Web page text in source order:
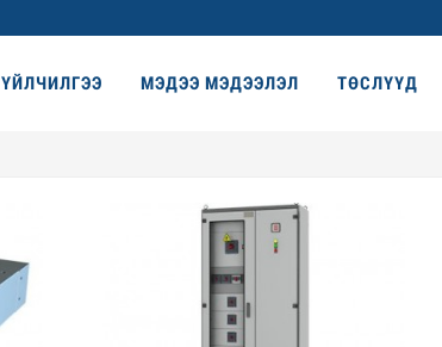
ҮЙЛЧИЛГЭЭ МЭДЭЭ МЭДЭЭЛЭЛ ТӨСЛҮҮД